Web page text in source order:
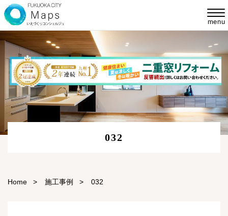
menu
032
Home > 施工事例 > 032